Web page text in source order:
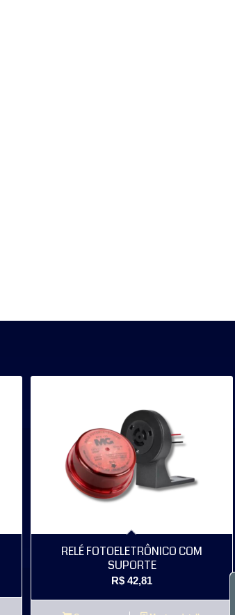
RELÉ FOTOELETRÔNICO COM
SUPORTE
R$ 42,81